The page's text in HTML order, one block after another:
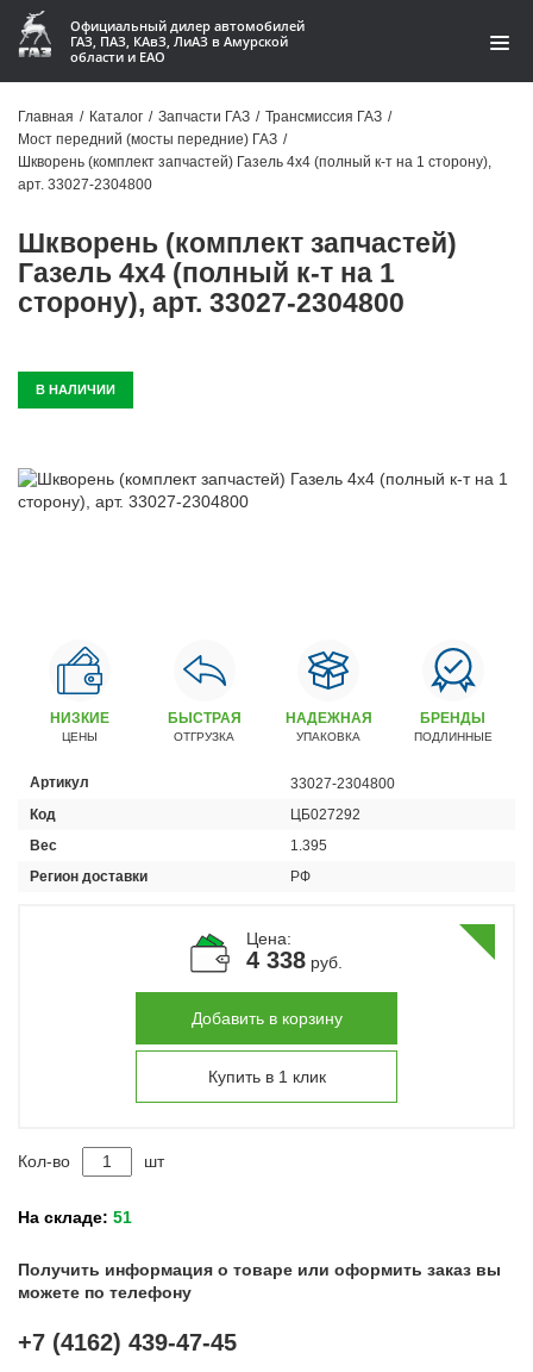
Официальный дилер автомобилей
ГАЗ, ПАЗ, КАвЗ, ЛиАЗ в Амурской
области и ЕАО
Акции
Контакты
Доставка
Гарантии
Автомобили
+7 (4162) 22-95-79
Сервисный центр
+7 (4162) 22–95–69
График работы: ПН-ПТ с 8.30 до 18.00 (+6 по МСК)
График работы сервис: ПН-СБ с 8.30 до 20.00
Главная / Каталог / Запчасти ГАЗ / Трансмиссия ГАЗ /
Мост передний (мосты передние) ГАЗ /
Шкворень (комплект запчастей) Газель 4х4 (полный к-т на 1 сторону),
арт. 33027-2304800
Шкворень (комплект запчастей)
Газель 4х4 (полный к-т на 1
сторону), арт. 33027-2304800
В НАЛИЧИИ
НИЗКИЕ
ЦЕНЫ
БЫСТРАЯ
ОТГРУЗКА
НАДЕЖНАЯ
УПАКОВКА
БРЕНДЫ
ПОДЛИННЫЕ
Артикул
33027-2304800
Код
ЦБ027292
Вес
1.395
Регион доставки
РФ
Цена:
4 338 руб.
Добавить в корзину
Купить в 1 клик
Кол-во шт
На складе: 51
Получить информация о товаре или оформить заказ вы
можете по телефону
+7 (4162) 439-47-45